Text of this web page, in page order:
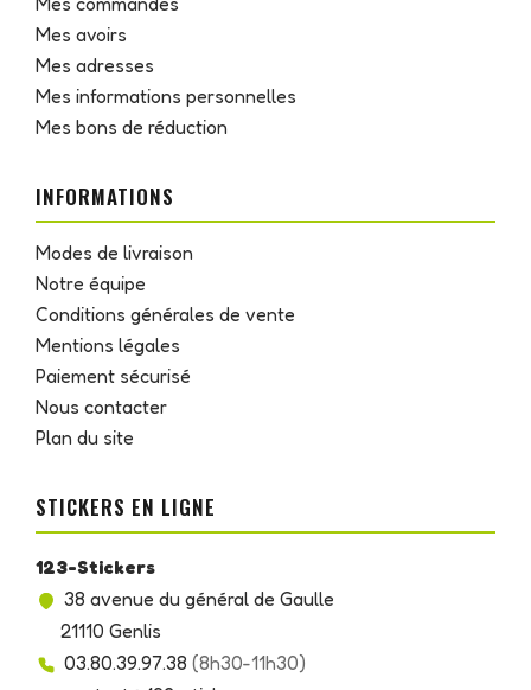
Mes avoirs
Mes adresses
Mes informations personnelles
Mes bons de réduction
INFORMATIONS
Modes de livraison
Notre équipe
Conditions générales de vente
Mentions légales
Paiement sécurisé
Nous contacter
Plan du site
STICKERS EN LIGNE
123-Stickers
38 avenue du général de Gaulle
21110 Genlis
03.80.39.97.38 (8h30-11h30)